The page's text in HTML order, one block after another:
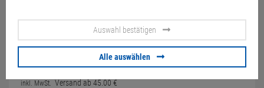
10071917
149.00 €
inkl. MwSt. Versand ab 45. 00 €
Auswahl bestätigen
Alle auswählen